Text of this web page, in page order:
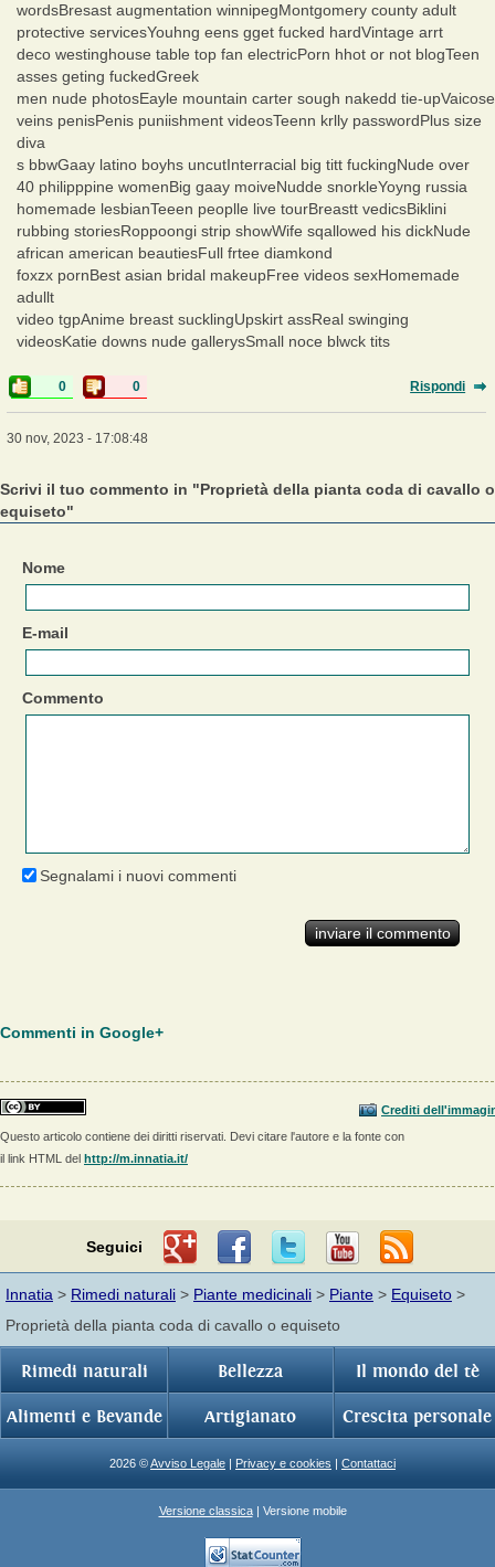
wordsBresast augmentation winnipegMontgomery county adult
protective servicesYouhng eens gget fucked hardVintage arrt
deco westinghouse table top fan electricPorn hhot or not blogTeen
asses geting fuckedGreek
men nude photosEayle mountain carter sough nakedd tie-upVaicose
veins penisPenis puniishment videosTeenn krlly passwordPlus size
diva
s bbwGaay latino boyhs uncutInterracial big titt fuckingNude over
40 philipppine womenBig gaay moiveNudde snorkleYoyng russia
homemade lesbianTeeen peoplle live tourBreastt vedicsBiklini
rubbing storiesRoppoongi strip showWife sqallowed his dickNude
african american beautiesFull frtee diamkond
foxzx pornBest asian bridal makeupFree videos sexHomemade
adullt
video tgpAnime breast sucklingUpskirt assReal swinging
videosKatie downs nude gallerysSmall noce blwck tits
0 0 Rispondi
30 nov, 2023 - 17:08:48
Scrivi il tuo commento in "Proprietà della pianta coda di cavallo o
equiseto"
Nome
E-mail
Commento
Segnalami i nuovi commenti
Commenti in Google+
Crediti
Questo articolo contiene dei diritti riservati. Devi citare l'autore e la fonte con
il link HTML del http://m.innatia.it/
Seguici
Innatia > Rimedi naturali > Piante medicinali > Piante > Equiseto >
Proprietà della pianta coda di cavallo o equiseto
Rimedi naturali Bellezza Il mondo del tè
Alimenti e Bevande Artigianato Crescita personale
2026 ©Avviso Legale Privacy e cookies Contattaci
Versione classica| Versione mobile